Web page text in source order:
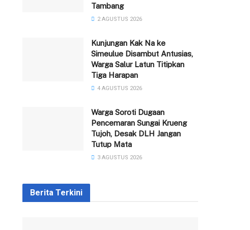
Tambang
2 AGUSTUS 2026
Kunjungan Kak Na ke
Simeulue Disambut Antusias,
Warga Salur Latun Titipkan
Tiga Harapan
4 AGUSTUS 2026
Warga Soroti Dugaan
Pencemaran Sungai Krueng
Tujoh, Desak DLH Jangan
Tutup Mata
3 AGUSTUS 2026
Berita Terkini